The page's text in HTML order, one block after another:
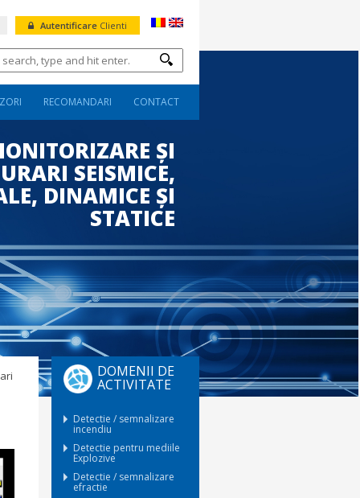
Autentificare Clienti
RECOMANDARI CONTACT
ȘI
SEISMICE,
DINAMICE ȘI
STATICE
DOMENII DE
ACTIVITATE
Detectie / semnalizare
incendiu
Detectie pentru mediile
Explozive
Detectie / semnalizare
efractie